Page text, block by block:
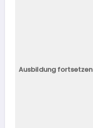
Ausbildung fortsetzen